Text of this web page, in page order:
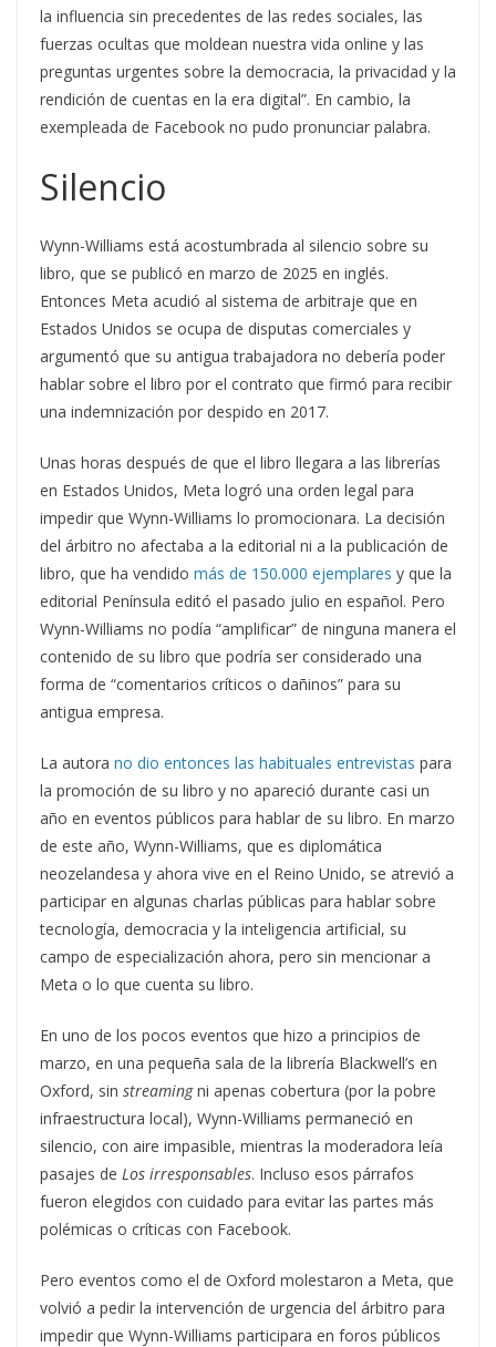
la influencia sin precedentes de las redes sociales, las
fuerzas ocultas que moldean nuestra vida online y las
preguntas urgentes sobre la democracia, la privacidad y la
rendición de cuentas en la era digital”. En cambio, la
exempleada de Facebook no pudo pronunciar palabra.
Silencio
Wynn-Williams está acostumbrada al silencio sobre su
libro, que se publicó en marzo de 2025 en inglés.
Entonces Meta acudió al sistema de arbitraje que en
Estados Unidos se ocupa de disputas comerciales y
argumentó que su antigua trabajadora no debería poder
hablar sobre el libro por el contrato que firmó para recibir
una indemnización por despido en 2017.
Unas horas después de que el libro llegara a las librerías
en Estados Unidos, Meta logró una orden legal para
impedir que Wynn-Williams lo promocionara. La decisión
del árbitro no afectaba a la editorial ni a la publicación de
libro, que ha vendido más de 150.000 ejemplares y que la
editorial Península editó el pasado julio en español. Pero
Wynn-Williams no podía “amplificar” de ninguna manera el
contenido de su libro que podría ser considerado una
forma de “comentarios críticos o dañinos” para su
antigua empresa.
La autora no dio entonces las habituales entrevistas para
la promoción de su libro y no apareció durante casi un
año en eventos públicos para hablar de su libro. En marzo
de este año, Wynn-Williams, que es diplomática
neozelandesa y ahora vive en el Reino Unido, se atrevió a
participar en algunas charlas públicas para hablar sobre
tecnología, democracia y la inteligencia artificial, su
campo de especialización ahora, pero sin mencionar a
Meta o lo que cuenta su libro.
En uno de los pocos eventos que hizo a principios de
marzo, en una pequeña sala de la librería Blackwell’s en
Oxford, sin streamingni apenas cobertura (por la pobre
infraestructura local), Wynn-Williams permaneció en
silencio, con aire impasible, mientras la moderadora leía
pasajes de Los irresponsables. Incluso esos párrafos
fueron elegidos con cuidado para evitar las partes más
polémicas o críticas con Facebook.
Pero eventos como el de Oxford molestaron a Meta, que
volvió a pedir la intervención de urgencia del árbitro para
impedir que Wynn-Williams participara en foros públicos